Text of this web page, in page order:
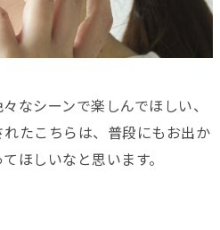
なシーンで楽しんでほしい、
たこちらは、普段にもお出か
ほしいなと思います。